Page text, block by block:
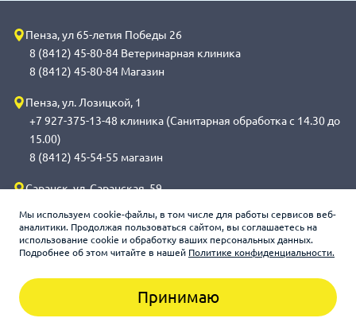
Мы используем cookie-файлы, в том числе для работы сервисов веб-
аналитики. Продолжая пользоваться сайтом, вы соглашаетесь на
использование cookie и обработку ваших персональных данных.
Подробнее об этом читайте в нашей Политике конфиденциальности.
Принимаю
Пенза, ул 65-летия Победы 26
8 (8412) 45-80-84 Ветеринарная клиника
8 (8412) 45-80-84 Магазин
Пенза, ул. Лозицкой, 1
+7 927-375-13-48 клиника (Санитарная обработка с 14.30 до
15.00)
8 (8412) 45-54-55 магазин
Саранск, ул. Саранская, 59
обработка с 14.00 до 14.30)
8 (8342) 272-275 магазин
Зооцентр «Счастливый слон», 2026